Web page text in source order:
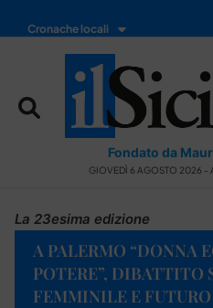
Cronache locali
Fondato da
GIOVEDÌ 6 AGOSTO 2026 -
La 23esima edizione
A PALERMO “DONNA
POTERE”, DIBATTITO
FEMMINILE E FUTURO